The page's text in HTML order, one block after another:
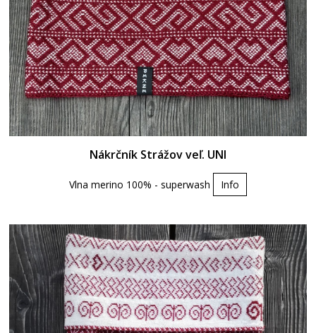
Nákrčník Strážov veľ. UNI
Vlna merino 100% - superwash Info